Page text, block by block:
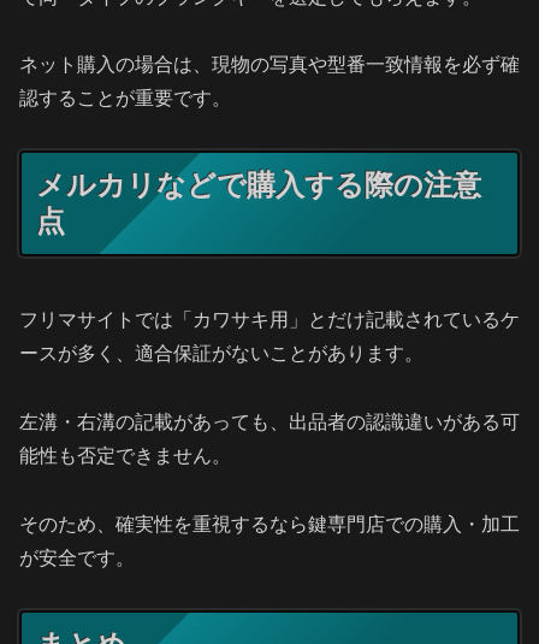
ネット購入の場合は、現物の写真や型番一致情報を必ず確
認することが重要です。
メルカリなどで購入する際の注意
点
フリマサイトでは「カワサキ用」とだけ記載されているケ
ースが多く、適合保証がないことがあります。
左溝・右溝の記載があっても、出品者の認識違いがある可
能性も否定できません。
そのため、確実性を重視するなら鍵専門店での購入・加工
が安全です。